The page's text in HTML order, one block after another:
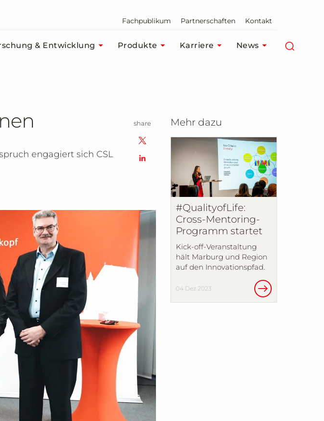
Fachpublikum Partnerschaften Kontakt
& Entwicklung Produkte Karriere News
engagiert sich CSL
share Mehr dazu
#QualityofLife:
Cross-Mentoring-
Programm startet
Kick-off-Veranstaltung
hält Marburg und Region
auf den Innovationspfad.
04 Dez 2023